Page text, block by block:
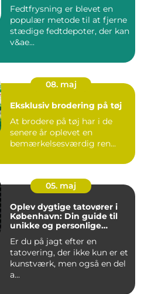
Fedtfrysning er blevet en
populær metode til at fjerne
stædige fedtdepoter, der kan
v&ae...
08. maj
Eksklusiv brodering på tøj
At brodere på tøj har i de
senere år oplevet en
bemærkelsesværdig ren...
05. maj
Oplev dygtige tatovører i
København: Din guide til
unikke og personlige
Er du på jagt efter en
tatovering, der ikke kun er et
kunstværk, men også en del
a...